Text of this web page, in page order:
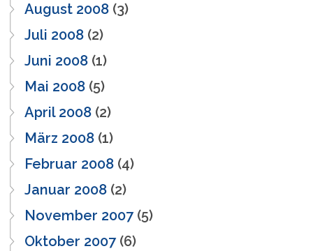
August 2008 (3)
Juli 2008 (2)
Juni 2008 (1)
Mai 2008 (5)
April 2008 (2)
März 2008 (1)
Februar 2008 (4)
Januar 2008 (2)
November 2007(5)
Oktober 2007(6)